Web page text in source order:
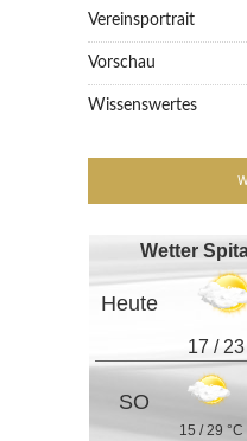
Vereinsportrait
Vorschau
Wissenswertes
Wetter
Heute
17 / 23
SO
15 / 29 °C